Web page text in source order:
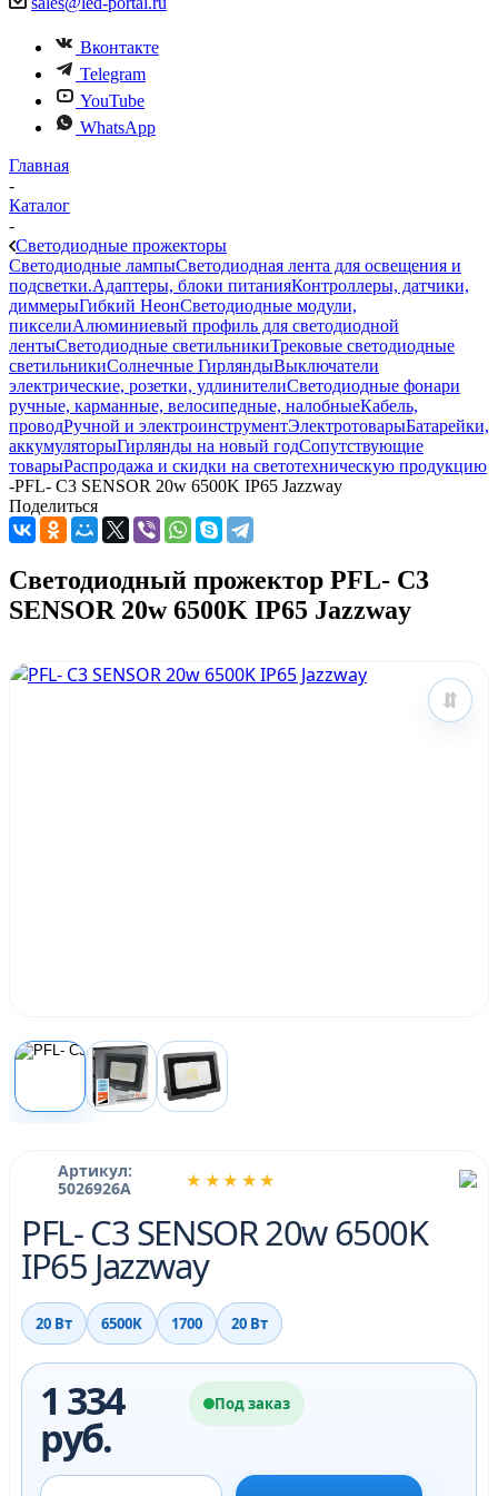
Вконтакте
Telegram
YouTube
WhatsApp
Главная
-
Каталог
-
Светодиодные прожекторы
Светодиодные лампыСветодиодная лента для освещения и
подсветки.Адаптеры, блоки питанияКонтроллеры, датчики,
диммерыГибкий НеонСветодиодные модули,
пикселиАлюминиевый профиль для светодиодной
лентыСветодиодные светильникиТрековые светодиодные
светильникиСолнечные ГирляндыВыключатели
электрические, розетки, удлинителиСветодиодные фонари
ручные, карманные, велосипедные, налобныеКабель,
проводРучной и электроинструментЭлектротоварыБатарейки,
аккумуляторыГирлянды на новый годСопутствующие
товарыРаспродажа и скидки на светотехническую продукцию
-PFL- C3 SENSOR 20w 6500K IP65 Jazzway
Поделиться
Светодиодный прожектор PFL- C3
SENSOR 20w 6500K IP65 Jazzway
★★★★★
Артикул:
5026926A
PFL- C3 SENSOR 20w 6500K
IP65 Jazzway
20 Вт 6500K 1700 20 Вт
1 334
руб.
Под заказ